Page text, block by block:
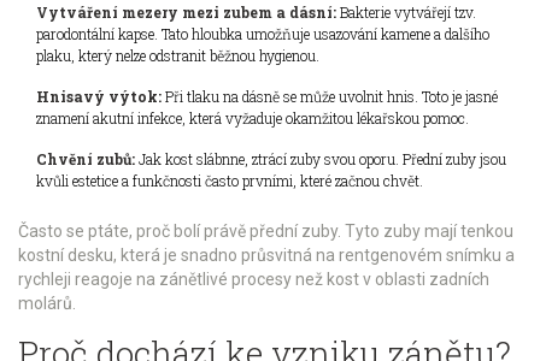
Vytváření mezery mezi zubem a dásní:Bakterie vytvářejí tzv.
parodontální kapse. Tato hloubka umožňuje usazování kamene a dalšího
plaku, který nelze odstranit běžnou hygienou.
Hnisavý výtok:Při tlaku na dásně se může uvolnit hnis. Toto je jasné
znamení akutní infekce, která vyžaduje okamžitou lékařskou pomoc.
Chvění zubů:Jak kost slábnne, ztrácí zuby svou oporu. Přední zuby jsou
kvůli estetice a funkčnosti často prvními, které začnou chvět.
Často se ptáte, proč bolí právě přední zuby. Tyto zuby mají tenkou
kostní desku, která je snadno průsvitná na rentgenovém snímku a
rychleji reagoje na zánětlivé procesy než kost v oblasti zadních
molárů.